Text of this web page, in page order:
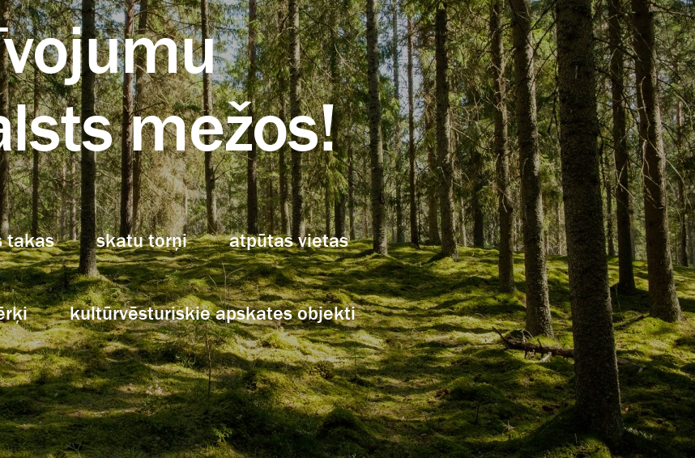
mežos!
takas skatu torņi atpūtas vietas
kultūrvēsturiskie apskates objekti